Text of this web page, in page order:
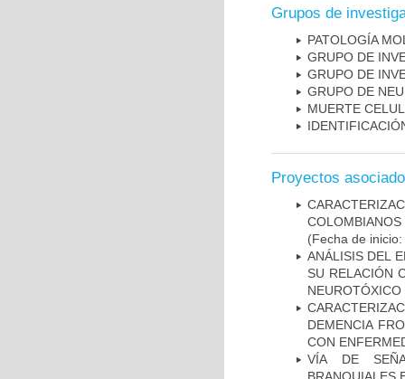
Grupos de
PATOLOGÍA
GRUPO DE
GRUPO DE
GRUPO DE
MUERTE
Proyectos
(Fecha de
ANÁLISIS DEL
SU RELACIÓN
NEUROTÓXICO
DEMENCIA
CON
VÍA DE